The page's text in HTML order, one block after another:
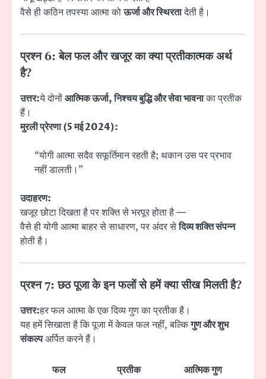
वैसे ही कठिन तपस्या आत्मा कोऊर्जा और स्थिरतादेती है।
प्रश्न 6: बेल फल और खजूर का क्या प्रतीकात्मक अर्थ
है?
उत्तर:ये दोनोंआत्मिक ऊर्जा, निश्चय बुद्धि और सेवा भावनाका प्रतीक
हैं।
मुरली प्रेरणा (5 मई 2024):
“योगी आत्मा सदैव सफूर्तिमान रहती है; थकान उस पर प्रभाव
नहीं डालती।”
उदाहरण:
खजूर छोटा दिखता है पर शक्ति से भरपूर होता है —
वैसे ही योगी आत्मा बाहर से साधारण, पर अंदर सेदिव्य शक्ति संपन्न
होती है।
प्रश्न 7: छठ पूजा के इन फलों से हमें क्या सीख मिलती है?
उत्तर:हर फल आत्मा के एक दिव्य गुण का प्रतीक है।
यह हमें सिखाता है कि पूजा में केवल फल नहीं, बल्किगुण और शुभ
संकल्पअर्पित करने हैं।
फल प्रतीक
आत्मिक गुण